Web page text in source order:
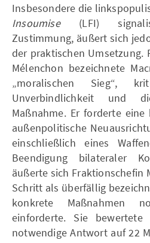
Insbesondere die
Insoumise(LFI)
Zustimmung, äußert sich
der praktischen Umsetzung.
Mélenchon bezeichnete
„moralischen Sieg“,
Unverbindlichkeit und
Maßnahme. Er forderte
außenpolitische
einschließlich eines
Beendigung bilateraler
äußerte sich Fraktionschefin
Schritt als überfällig
konkrete Maßnahmen
einforderte. Sie
notwendige Antwort auf 22